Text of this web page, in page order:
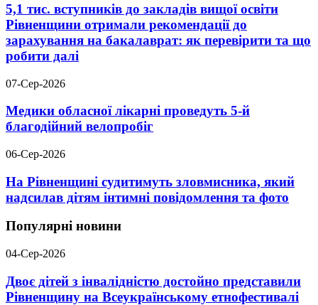
5,1 тис. вступників до закладів вищої освіти
Рівненщини отримали рекомендації до
зарахування на бакалаврат: як перевірити та що
робити далі
07-Сер-2026
Медики обласної лікарні проведуть 5-й
благодійний велопробіг
06-Сер-2026
На Рівненщині судитимуть зловмисника, який
надсилав дітям інтимні повідомлення та фото
Популярні новини
04-Сер-2026
Двоє дітей з інвалідністю достойно представили
Рівненщину на Всеукраїнському етнофестивалі